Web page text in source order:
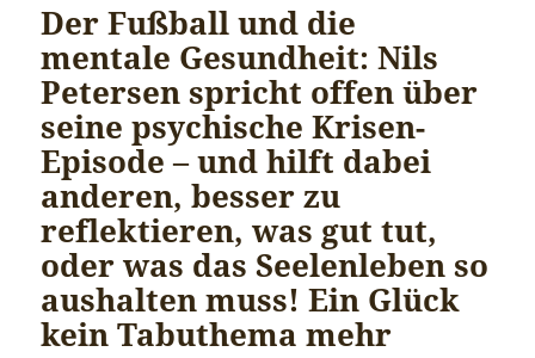
Der Fußball und die
mentale Gesundheit: Nils
Petersen spricht offen über
seine psychische Krisen-
Episode – und hilft dabei
anderen, besser zu
reflektieren, was gut tut,
oder was das Seelenleben so
aushalten muss! Ein Glück
kein Tabuthema mehr